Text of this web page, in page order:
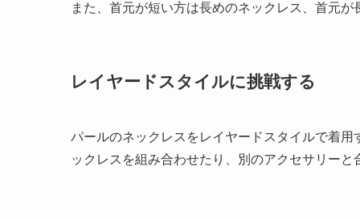
また、首元が短い方は長めのネックレス、首元
レイヤードスタイルに挑戦する
パールのネックレスをレイヤードスタイルで着
ックレスを組み合わせたり、別のアクセサリー